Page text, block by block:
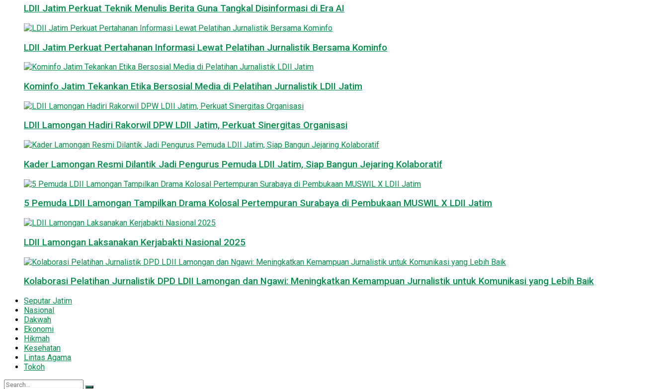
LDII Jatim Perkuat Teknik Menulis Berita Guna Tangkal Disinformasi di Era AI
LDII Jatim Perkuat Pertahanan Informasi Lewat Pelatihan Jurnalistik Bersama Kominfo
Kominfo Jatim Tekankan Etika Bersosial Media di Pelatihan Jurnalistik LDII Jatim
LDII Lamongan Hadiri Rakorwil DPW LDII Jatim, Perkuat Sinergitas Organisasi
Kader Lamongan Resmi Dilantik Jadi Pengurus Pemuda LDII Jatim, Siap Bangun Jejaring Kolaboratif
5 Pemuda LDII Lamongan Tampilkan Drama Kolosal Pertempuran Surabaya di Pembukaan MUSWIL X LDII Jatim
LDII Lamongan Laksanakan Kerjabakti Nasional 2025
Kolaborasi Pelatihan Jurnalistik DPD LDII Lamongan dan Ngawi: Meningkatkan Kemampuan Jurnalistik untuk Komunikasi yang Lebih Baik
Seputar Jatim
Nasional
Dakwah
Ekonomi
Hikmah
Kesehatan
Lintas Agama
Tokoh